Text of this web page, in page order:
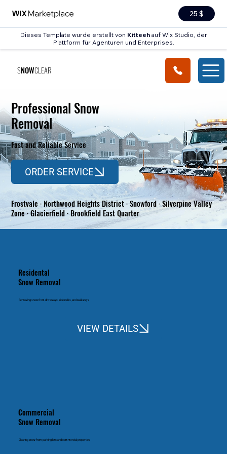
25 $
Dieses Template wurde erstellt von Kitteehauf Wix Studio, der
Plattform für Agenturen und Enterprises.